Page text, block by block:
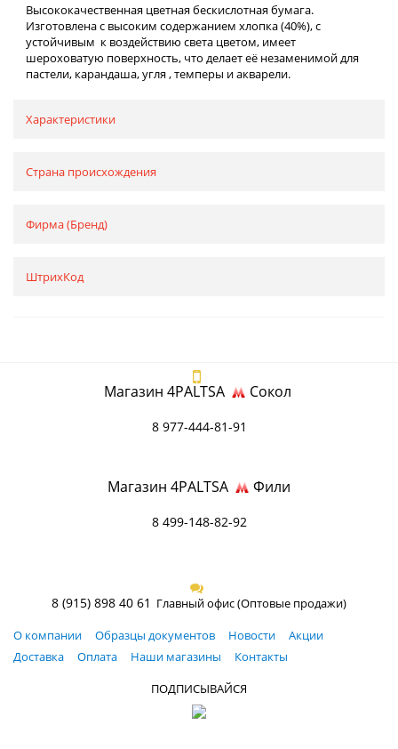
Высококачественная цветная бескислотная бумага.
Изготовлена с высоким содержанием хлопка (40%), с
устойчивым к воздействию света цветом, имеет
шероховатую поверхность, что делает её незаменимой для
пастели, карандаша, угля , темперы и акварели.
Характеристики
Страна происхождения
Фирма (Бренд)
ШтрихКод
Магазин 4PALTSA Сокол
8 977-444-81-91
Магазин 4PALTSA Фили
8 499-148-82-92
8 (915) 898 40 61 Главный офис (Оптовые продажи)
О компании
Образцы документов Новости
Акции
Доставка
Оплата Наши магазины
Контакты
ПОДПИСЫВАЙСЯ